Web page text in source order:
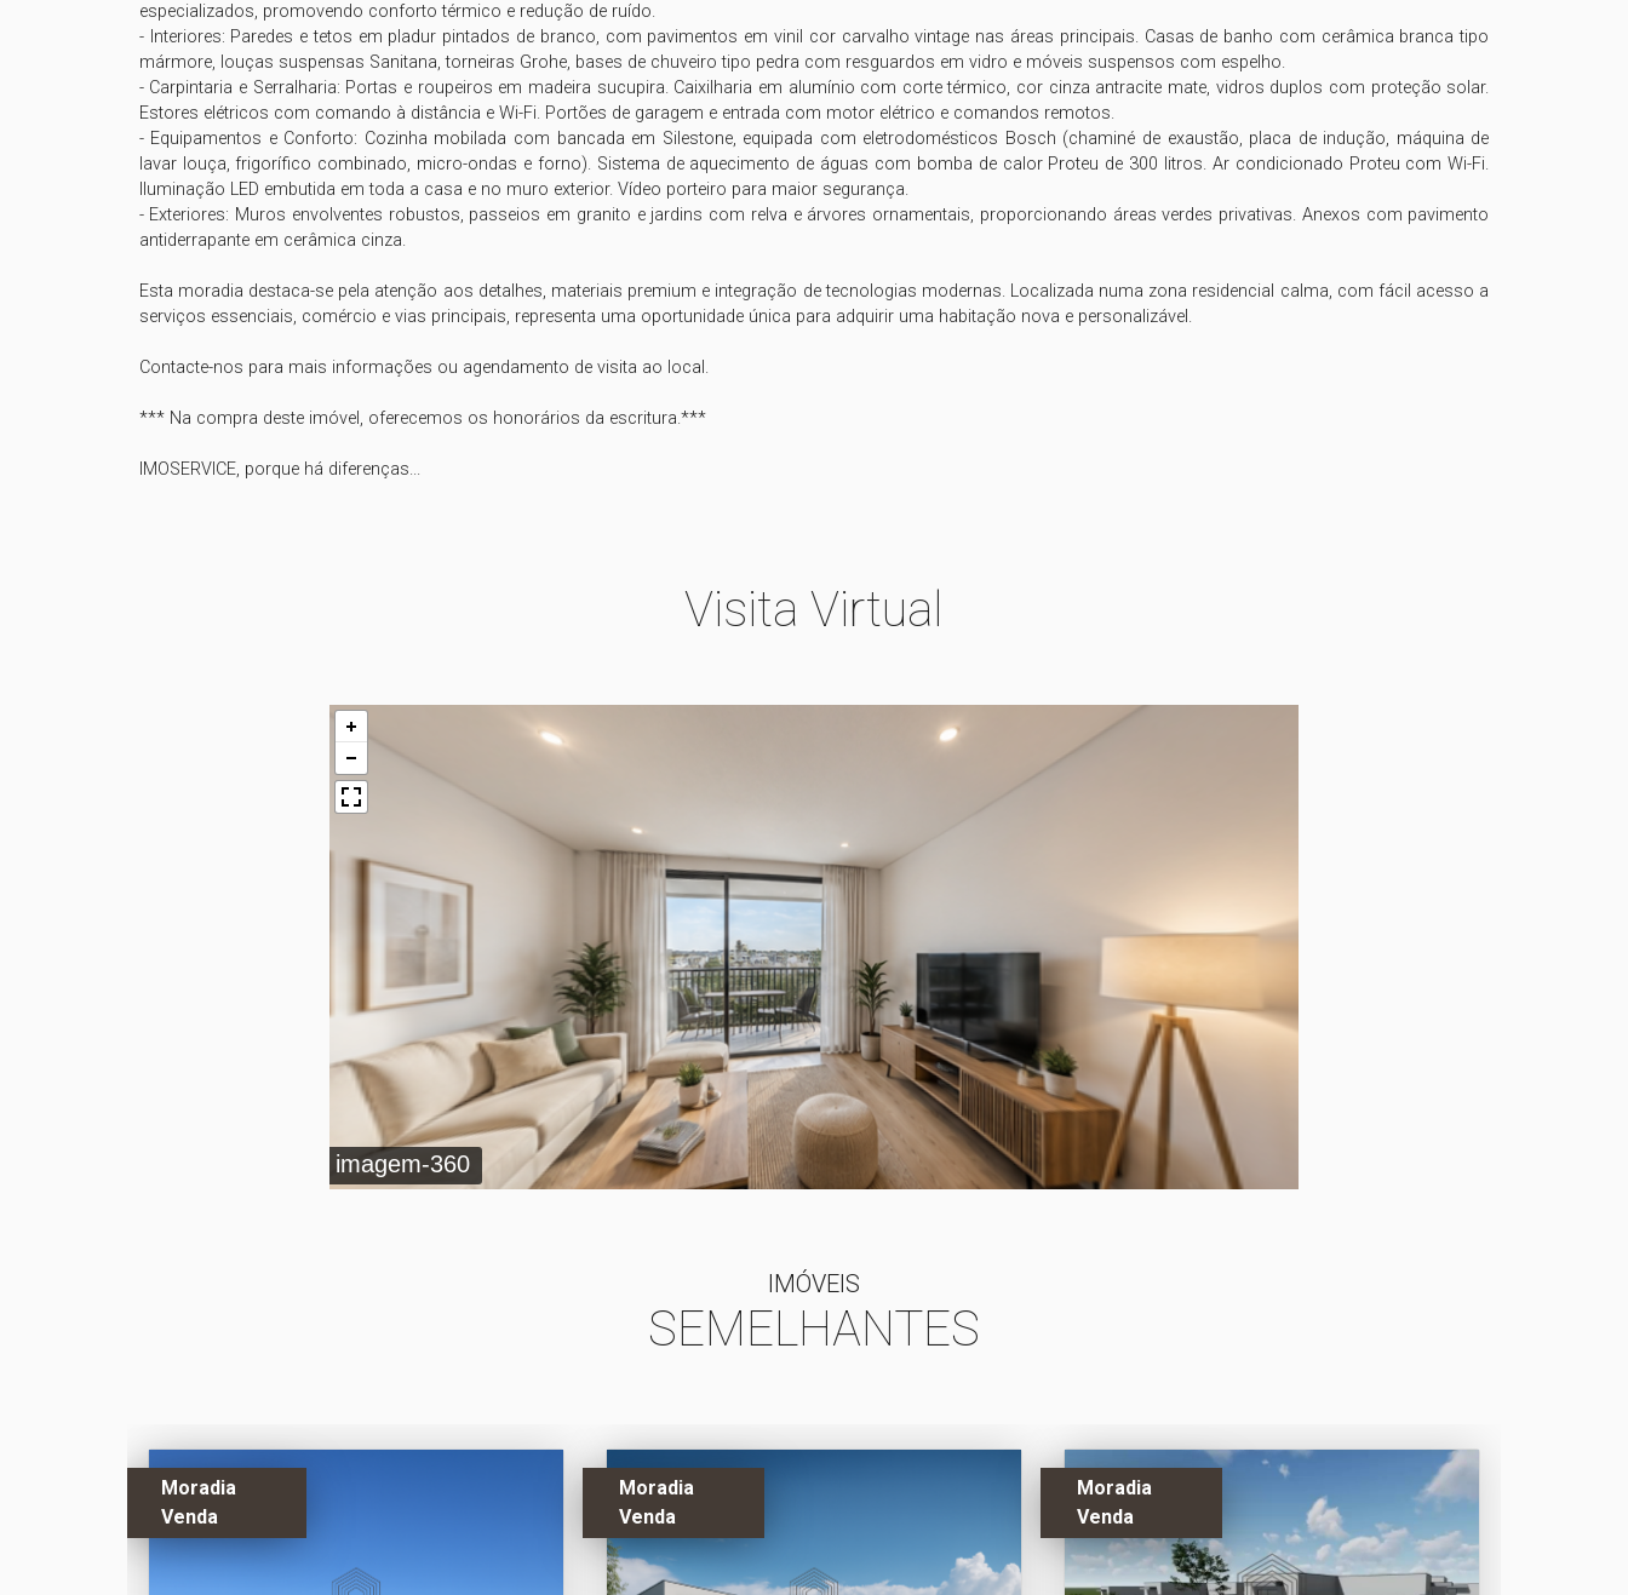
especializados, promovendo conforto térmico e redução de ruído.
- Interiores: Paredes e tetos em pladur pintados de branco, com pavimentos em vinil cor carvalho vintage nas áreas principais. Casas de banho com cerâmica branca tipo
mármore, louças suspensas Sanitana, torneiras Grohe, bases de chuveiro tipo pedra com resguardos em vidro e móveis suspensos com espelho.
- Carpintaria e Serralharia: Portas e roupeiros em madeira sucupira. Caixilharia em alumínio com corte térmico, cor cinza antracite mate, vidros duplos com proteção solar.
Estores elétricos com comando à distância e Wi-Fi. Portões de garagem e entrada com motor elétrico e comandos remotos.
- Equipamentos e Conforto: Cozinha mobilada com bancada em Silestone, equipada com eletrodomésticos Bosch (chaminé de exaustão, placa de indução, máquina de
lavar louça, frigorífico combinado, micro-ondas e forno). Sistema de aquecimento de águas com bomba de calor Proteu de 300 litros. Ar condicionado Proteu com Wi-Fi.
Iluminação LED embutida em toda a casa e no muro exterior. Vídeo porteiro para maior segurança.
- Exteriores: Muros envolventes robustos, passeios em granito e jardins com relva e árvores ornamentais, proporcionando áreas verdes privativas. Anexos com pavimento
antiderrapante em cerâmica cinza.
Esta moradia destaca-se pela atenção aos detalhes, materiais premium e integração de tecnologias modernas. Localizada numa zona residencial calma, com fácil acesso a
serviços essenciais, comércio e vias principais, representa uma oportunidade única para adquirir uma habitação nova e personalizável.
Contacte-nos para mais informações ou agendamento de visita ao local.
*** Na compra deste imóvel, oferecemos os honorários da escritura.***
IMOSERVICE, porque há diferenças...
Visita Virtual
imagem-360
IMÓVEIS
SEMELHANTES
Moradia
Venda
Moradia
Venda
Moradia
Venda